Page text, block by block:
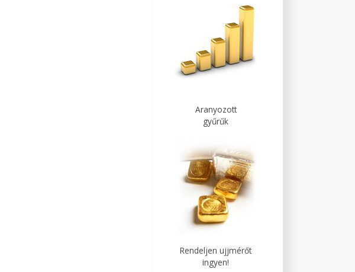
Aranyozott
gyűrűk
Rendeljen ujjmérőt
ingyen!